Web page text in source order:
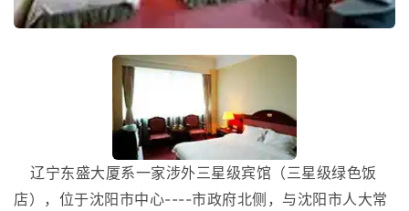
辽宁东盛大厦系一家涉外三星级宾馆（三星级绿色饭
店），位于沈阳市中心----市政府北侧，与沈阳市人大常